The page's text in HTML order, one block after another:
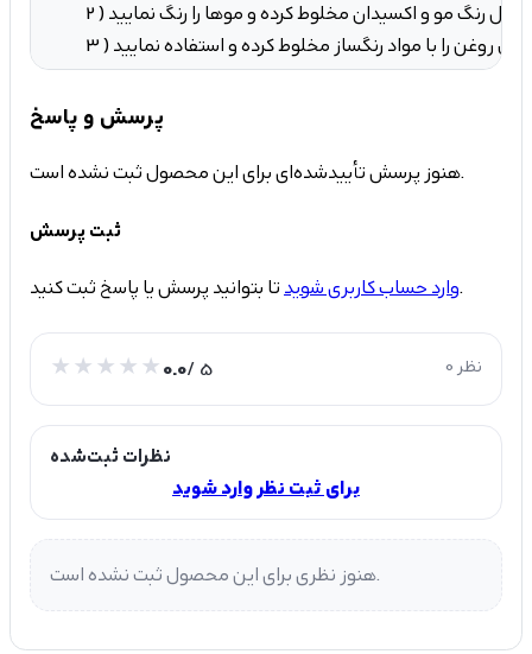
پرسش و پاسخ
هنوز پرسش تأییدشده‌ای برای این محصول ثبت نشده است.
ثبت پرسش
وارد حساب کاربری شویدتا بتوانید پرسش یا پاسخ ثبت کنید.
0.0/ 5 0 نظر
نظرات ثبت‌شده
برای ثبت نظر وارد شوید
هنوز نظری برای این محصول ثبت نشده است.